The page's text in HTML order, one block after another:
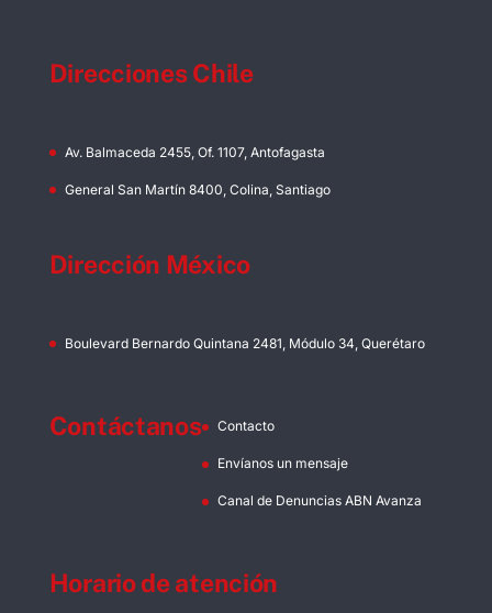
Direcciones Chile
Av. Balmaceda 2455, Of. 1107, Antofagasta
General San Martín 8400, Colina, Santiago
Dirección México
Boulevard Bernardo Quintana 2481, Módulo 34, Querétaro
Contáctanos Contacto
Envíanos un mensaje
Canal de Denuncias ABN Avanza
Horario de atención